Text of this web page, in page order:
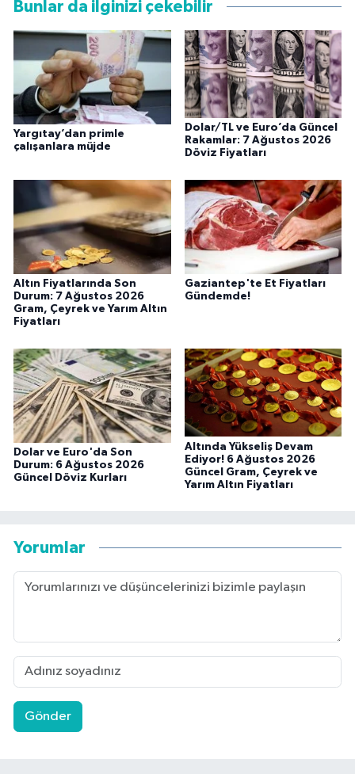
Bunlar da ilginizi çekebilir
Yargıtay’dan primle
çalışanlara müjde
Dolar/TL ve Euro’da Güncel
Rakamlar: 7 Ağustos 2026
Döviz Fiyatları
Altın Fiyatlarında Son
Durum: 7 Ağustos 2026
Gram, Çeyrek ve Yarım Altın
Fiyatları
Gaziantep'te Et Fiyatları
Gündemde!
Dolar ve Euro'da Son
Durum: 6 Ağustos 2026
Güncel Döviz Kurları
Altında Yükseliş Devam
Ediyor! 6 Ağustos 2026
Güncel Gram, Çeyrek ve
Yarım Altın Fiyatları
Yorumlar
Gönder